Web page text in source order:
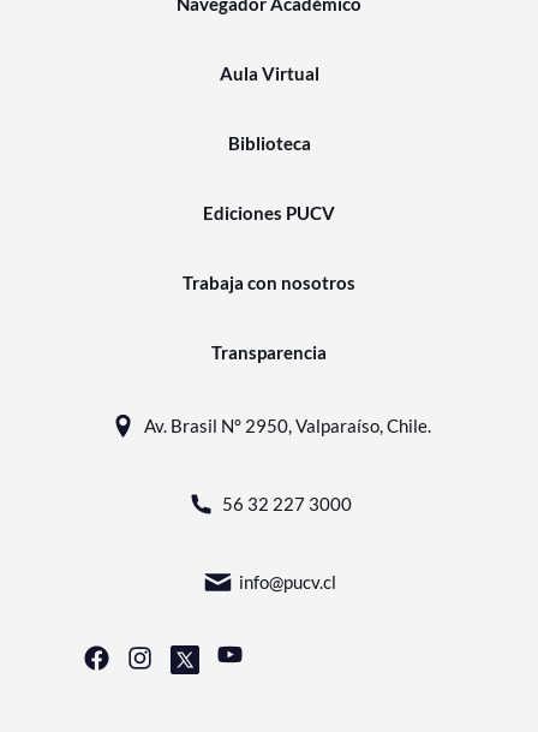
Aula Virtual
Biblioteca
Ediciones PUCV
Trabaja con nosotros
Transparencia
Av. Brasil N° 2950, Valparaíso, Chile.
56 32 227 3000
info@pucv.cl